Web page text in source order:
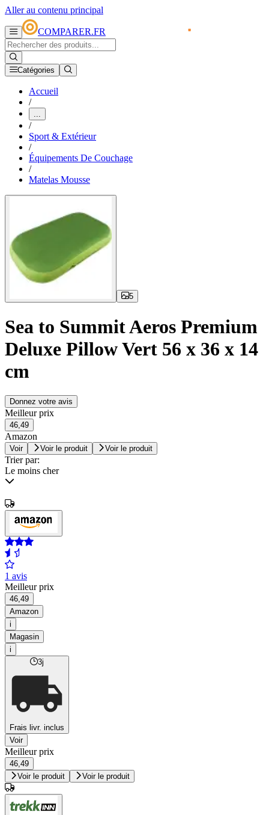
Aller au contenu principal
COMPARER.FR
Catégories
Accueil
/
...
/
Sport & Extérieur
/
Équipements De Couchage
/
Matelas Mousse
5
Sea to Summit Aeros Premium
Deluxe Pillow Vert 56 x 36 x 14
cm
Donnez votre avis
Meilleur prix
46,49
Amazon
Voir Voir le produit Voir le produit
Trier par:
Le moins cher
1 avis
Meilleur prix
46,49
Amazon
i
Magasin
i
3j
Frais livr. inclus
Voir
Meilleur prix
46,49
Voir le produit
Voir le produit